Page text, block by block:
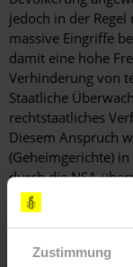
Zustimmung
jedoch in der
massive Eingriffe
damit eine hohe
Verhinderung von
Staatliche
rechtstaatliches
Diesem Anspruch
(Geheimgerichte)
durch die NSA